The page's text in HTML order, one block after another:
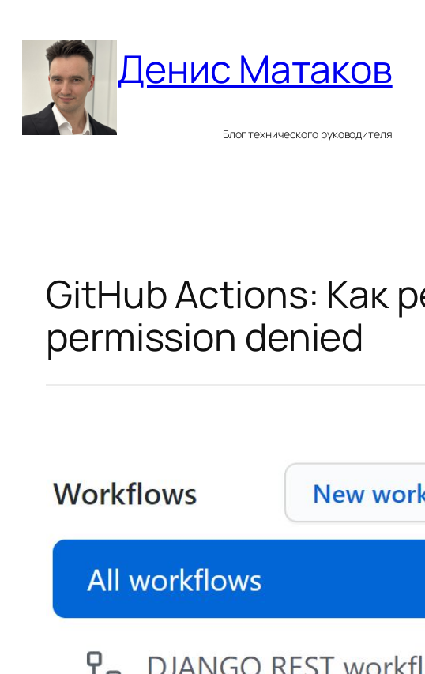
содержимому Денис Матаков
Блог технического руководителя
GitHub Actions: Как
permission denied